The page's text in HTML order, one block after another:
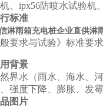
、ipx56防喷水试验机
标准
淋雨箱充电桩企业直供淋
要求与试验》标准要求
背景
界水（雨水、海水、
强度下降、膨胀、发
图片